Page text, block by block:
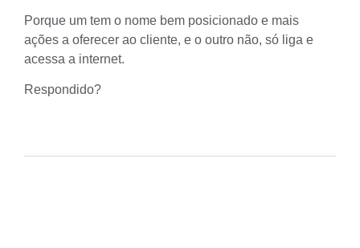
Porque um tem o nome bem posicionado e mais
ações a oferecer ao cliente, e o outro não, só liga e
acessa a internet.
Respondido?